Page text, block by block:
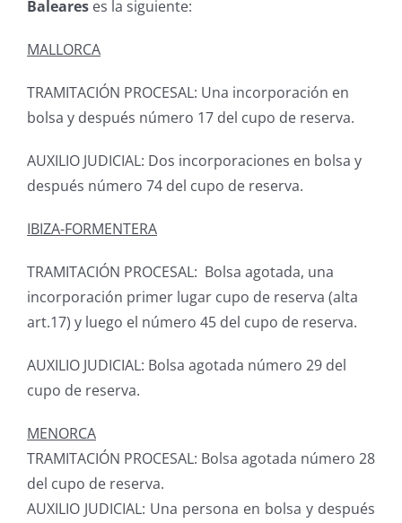
Baleares es la siguiente:
MALLORCA
TRAMITACIÓN PROCESAL: Una incorporación en
bolsa y después número 17 del cupo de reserva.
AUXILIO JUDICIAL: Dos incorporaciones en bolsa y
después número 74 del cupo de reserva.
IBIZA-FORMENTERA
TRAMITACIÓN PROCESAL: Bolsa agotada, una
incorporación primer lugar cupo de reserva (alta
art.17) y luego el número 45 del cupo de reserva.
AUXILIO JUDICIAL: Bolsa agotada número 29 del
cupo de reserva.
MENORCA
TRAMITACIÓN PROCESAL: Bolsa agotada número 28
del cupo de reserva.
AUXILIO JUDICIAL: Una persona en bolsa y después